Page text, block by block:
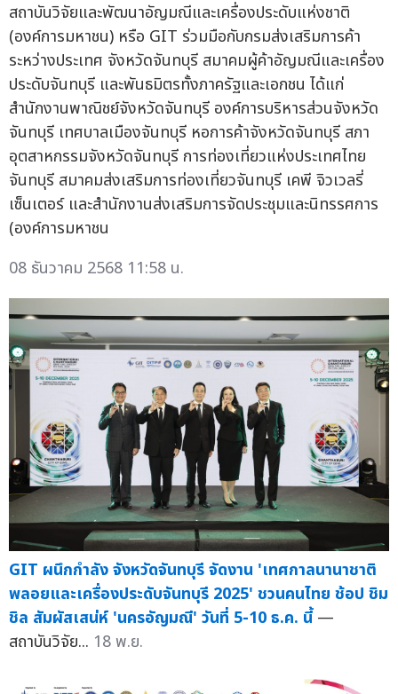
สถาบันวิจัยและพัฒนาอัญมณีและเครื่องประดับแห่งชาติ
(องค์การมหาชน) หรือ GIT ร่วมมือกับกรมส่งเสริมการค้า
ระหว่างประเทศ จังหวัดจันทบุรี สมาคมผู้ค้าอัญมณีและเครื่อง
ประดับจันทบุรี และพันธมิตรทั้งภาครัฐและเอกชน ได้แก่
สำนักงานพาณิชย์จังหวัดจันทบุรี องค์การบริหารส่วนจังหวัด
จันทบุรี เทศบาลเมืองจันทบุรี หอการค้าจังหวัดจันทบุรี สภา
อุตสาหกรรมจังหวัดจันทบุรี การท่องเที่ยวแห่งประเทศไทย
จันทบุรี สมาคมส่งเสริมการท่องเที่ยวจันทบุรี เคพี จิวเวลรี่
เซ็นเตอร์ และสำนักงานส่งเสริมการจัดประชุมและนิทรรศการ
(องค์การมหาชน
08 ธันวาคม 2568 11:58 น.
GIT ผนึกกำลัง จังหวัดจันทบุรี จัดงาน 'เทศกาลนานาชาติ
พลอยและเครื่องประดับจันทบุรี 2025' ชวนคนไทย ช้อป ชิม
ชิล สัมผัสเสน่ห์ 'นครอัญมณี' วันที่ 5-10 ธ.ค. นี้ —
สถาบันวิจัย... 18 พ.ย.